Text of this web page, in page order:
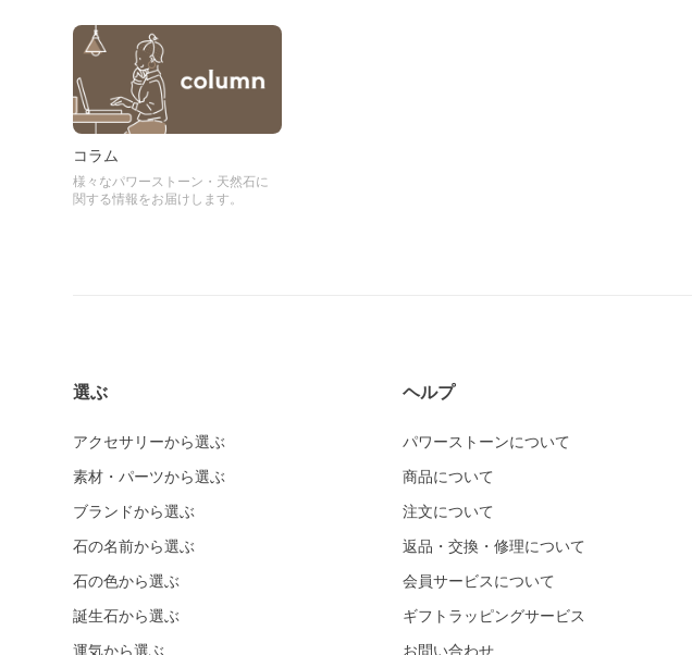
コラム
様々なパワーストーン・天然石に
関する情報をお届けします。
選ぶ
アクセサリーから選ぶ
素材・パーツから選ぶ
ブランドから選ぶ
石の名前から選ぶ
石の色から選ぶ
誕生石から選ぶ
運気から選ぶ
ヘルプ
パワーストーンについて
商品について
注文について
返品・交換・修理について
会員サービスについて
ギフトラッピングサービス
お問い合わせ